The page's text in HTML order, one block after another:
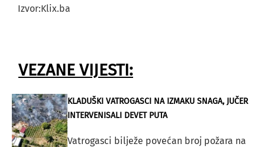
Izvor:Klix.ba
VEZANE VIJESTI:
KLADUŠKI VATROGASCI NA IZMAKU SNAGA, JUČER
INTERVENISALI DEVET PUTA
Vatrogasci bilježe povećan broj požara na